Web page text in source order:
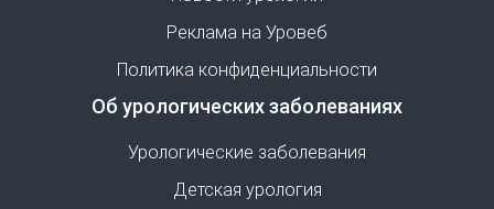
Реклама на Уровеб
Политика конфиденциальности
Об урологических заболеваниях
Урологические заболевания
Детская урология